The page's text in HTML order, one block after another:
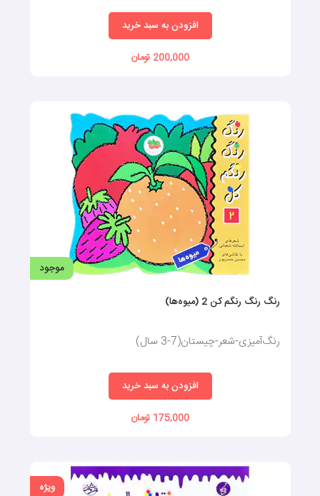
افزودن به سبد خرید
200,000 تومان
موجود
رنگ رنگ رنگم کن 2 (میوه‌ها)
رنگ‌آمیزی-شعر-چیستان(7-3 سال)
افزودن به سبد خرید
175,000 تومان
ویژه